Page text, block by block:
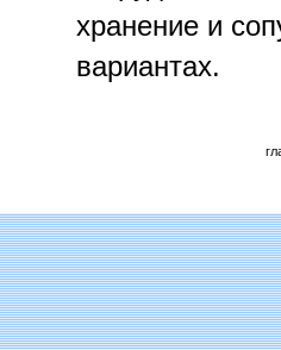
хранение и
вариантах.